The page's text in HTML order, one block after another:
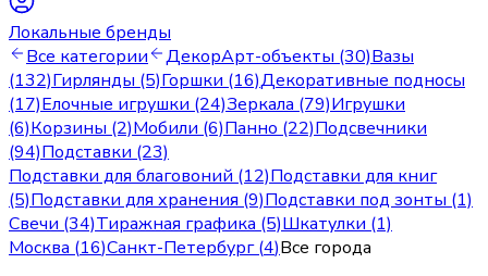
Локальные бренды
Все категории
ДекорАрт-объекты (30)Вазы
(132)Гирлянды (5)Горшки (16)Декоративные подносы
(17)Елочные игрушки (24)Зеркала (79)Игрушки
(6)Корзины (2)Мобили (6)Панно (22)Подсвечники
(94)Подставки (23)
Подставки для благовоний (12)Подставки для книг
(5)Подставки для хранения (9)Подставки под зонты (1)
Свечи (34)Тиражная графика (5)Шкатулки (1)
Москва (16)Санкт-Петербург(4)Все города